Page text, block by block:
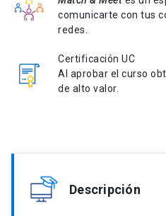
comunicarte con tus
redes.
Certificación UC
Al aprobar el curso
de alto valor.
Descripción